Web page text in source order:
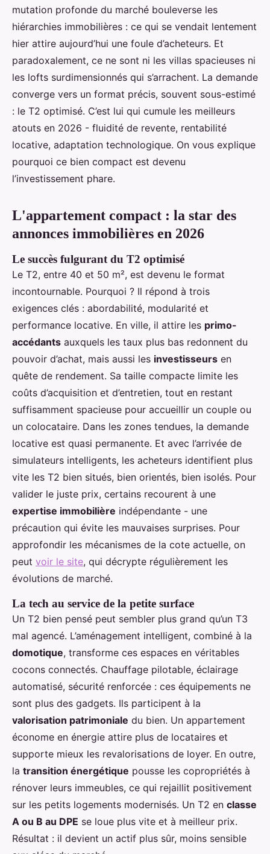
mutation profonde du marché bouleverse les
hiérarchies immobilières : ce qui se vendait lentement
hier attire aujourd’hui une foule d’acheteurs. Et
paradoxalement, ce ne sont ni les villas spacieuses ni
les lofts surdimensionnés qui s’arrachent. La demande
converge vers un format précis, souvent sous-estimé
: le T2 optimisé. C’est lui qui cumule les meilleurs
atouts en 2026 - fluidité de revente, rentabilité
locative, adaptation technologique. On vous explique
pourquoi ce bien compact est devenu
l’investissement phare.
L'appartement compact : la star des
annonces immobilières en 2026
Le succès fulgurant du T2 optimisé
Le T2, entre 40 et 50 m², est devenu le format
incontournable. Pourquoi ? Il répond à trois
exigences clés : abordabilité, modularité et
performance locative. En ville, il attire les primo-
accédants auxquels les taux plus bas redonnent du
pouvoir d’achat, mais aussi les investisseurs en
quête de rendement. Sa taille compacte limite les
coûts d’acquisition et d’entretien, tout en restant
suffisamment spacieuse pour accueillir un couple ou
un colocataire. Dans les zones tendues, la demande
locative est quasi permanente. Et avec l’arrivée de
simulateurs intelligents, les acheteurs identifient plus
vite les T2 bien situés, bien orientés, bien isolés. Pour
valider le juste prix, certains recourent à une
expertise immobilière indépendante - une
précaution qui évite les mauvaises surprises. Pour
approfondir les mécanismes de la cote actuelle, on
peut voir le site, qui décrypte régulièrement les
évolutions de marché.
La tech au service de la petite surface
Un T2 bien pensé peut sembler plus grand qu’un T3
mal agencé. L’aménagement intelligent, combiné à la
domotique, transforme ces espaces en véritables
cocons connectés. Chauffage pilotable, éclairage
automatisé, sécurité renforcée : ces équipements ne
sont plus des gadgets. Ils participent à la
valorisation patrimoniale du bien. Un appartement
économe en énergie attire plus de locataires et
supporte mieux les revalorisations de loyer. En outre,
la transition énergétique pousse les copropriétés à
rénover leurs immeubles, ce qui rejaillit positivement
sur les petits logements modernisés. Un T2 en classe
A ou B au DPE se loue plus vite et à meilleur prix.
Résultat : il devient un actif plus sûr, moins sensible